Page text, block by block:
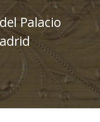
Palacio